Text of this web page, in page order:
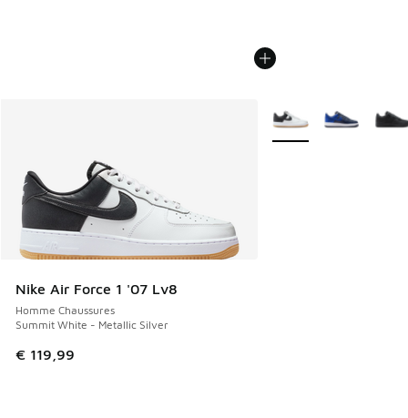
Nike Air Force 1 '07 Lv8
Homme Chaussures
Summit White - Metallic Silver
€ 119,99
Plus de couleurs